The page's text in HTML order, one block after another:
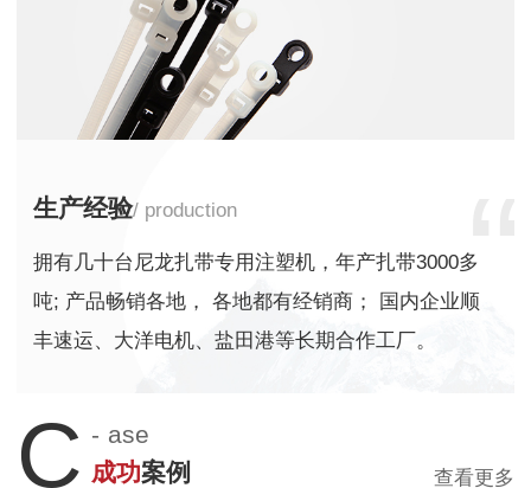
生产经验/ production
拥有几十台尼龙扎带专用注塑机，年产扎带3000多
吨; 产品畅销各地， 各地都有经销商； 国内企业顺
丰速运、大洋电机、盐田港等长期合作工厂。
C - ase
成功案例 查看更多